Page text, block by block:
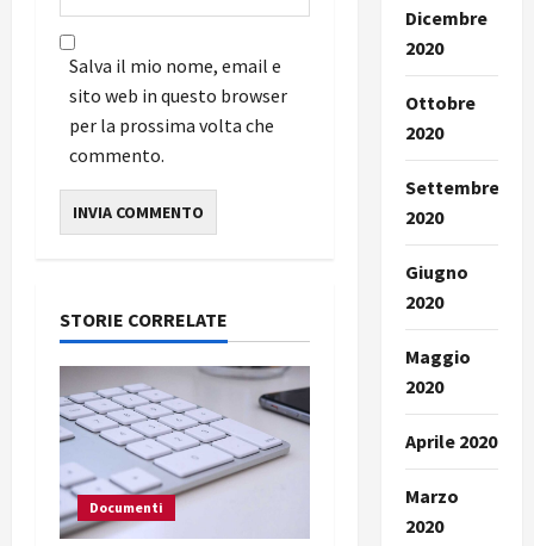
Salva il mio nome, email e
sito web in questo browser
per la prossima volta che
commento.
STORIE CORRELATE
Documenti
Dicembre
2020
Ottobre
2020
Settembre
2020
Giugno
2020
Maggio
2020
Aprile 2020
Marzo
2020